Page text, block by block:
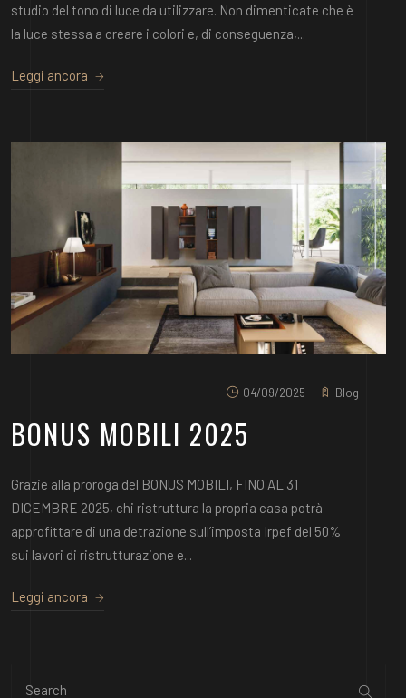
studio del tono di luce da utilizzare. Non dimenticate che è
la luce stessa a creare i colori e, di conseguenza,...
Leggi ancora
04/09/2025 Blog
BONUS MOBILI 2025
Grazie alla proroga del BONUS MOBILI, FINO AL 31
DICEMBRE 2025, chi ristruttura la propria casa potrà
approfittare di una detrazione sull’imposta Irpef del 50%
sui lavori di ristrutturazione e...
Leggi ancora